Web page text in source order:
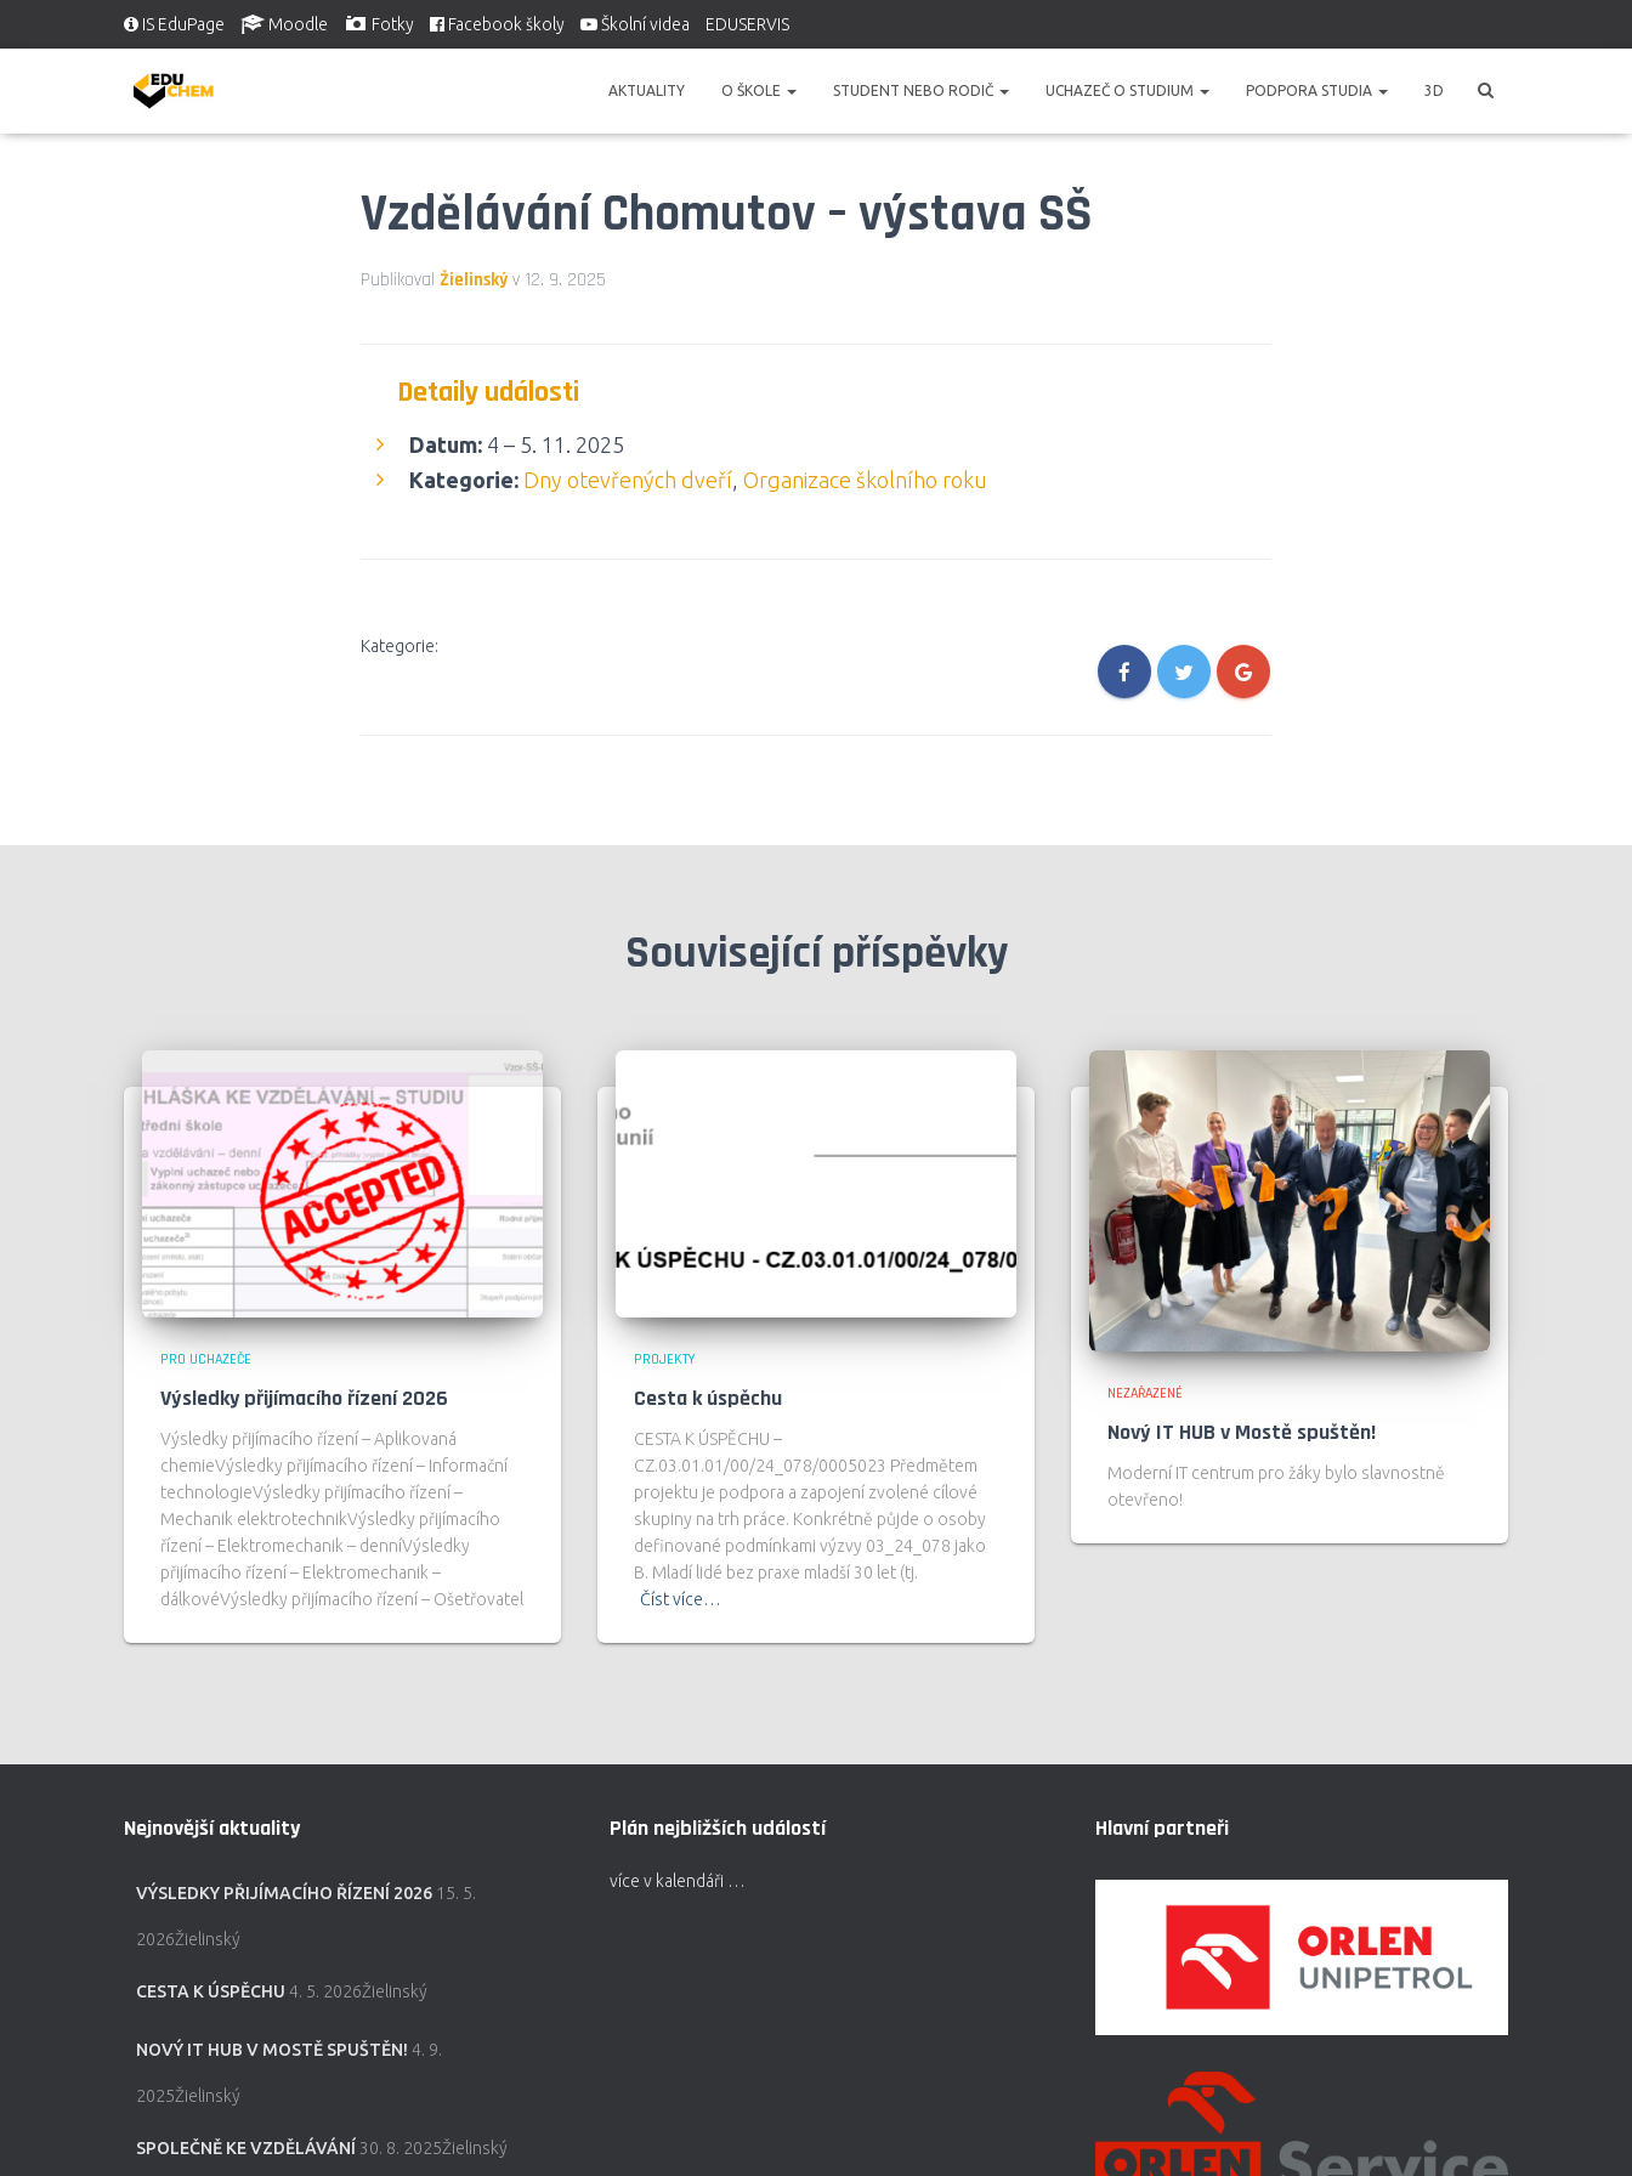
IS EduPage Moodle Fotky Facebook školy Školní videa EDUSERVIS
AKTUALITY O ŠKOLE STUDENT NEBO RODIČ UCHAZEČ O STUDIUM PODPORA STUDIA 3D
Vzdělávání Chomutov – výstava SŠ
Publikoval Žielinský v 12. 9. 2025
Detaily události
Datum: 4 – 5. 11. 2025
Kategorie: Dny otevřených dveří, Organizace školního roku
Kategorie:
Související příspěvky
PRO UCHAZEČE
Výsledky přijímacího řízení 2026
Výsledky přijímacího řízení – Aplikovaná
chemieVýsledky přijímacího řízení – Informační
technologieVýsledky přijímacího řízení –
Mechanik elektrotechnikVýsledky přijímacího
řízení – Elektromechanik – denníVýsledky
přijímacího řízení – Elektromechanik –
dálkovéVýsledky přijímacího řízení – Ošetřovatel
PROJEKTY
Cesta k úspěchu
CESTA K ÚSPĚCHU –
CZ.03.01.01/00/24_078/0005023 Předmětem
projektu je podpora a zapojení zvolené cílové
skupiny na trh práce. Konkrétně půjde o osoby
definované podmínkami výzvy 03_24_078 jako
B. Mladí lidé bez praxe mladší 30 let (tj.
Číst více…
NEZAŘAZENÉ
Nový IT HUB v Mostě spuštěn!
Moderní IT centrum pro žáky bylo slavnostně
otevřeno!
Nejnovější aktuality
VÝSLEDKY PŘIJÍMACÍHO ŘÍZENÍ 2026 15. 5.
2026Žielinský
CESTA K ÚSPĚCHU 4. 5. 2026Žielinský
NOVÝ IT HUB V MOSTĚ SPUŠTĚN! 4. 9.
2025Žielinský
SPOLEČNĚ KE VZDĚLÁVÁNÍ 30. 8. 2025Žielinský
Plán nejbližších událostí
více v kalendáři …
Hlavní partneři